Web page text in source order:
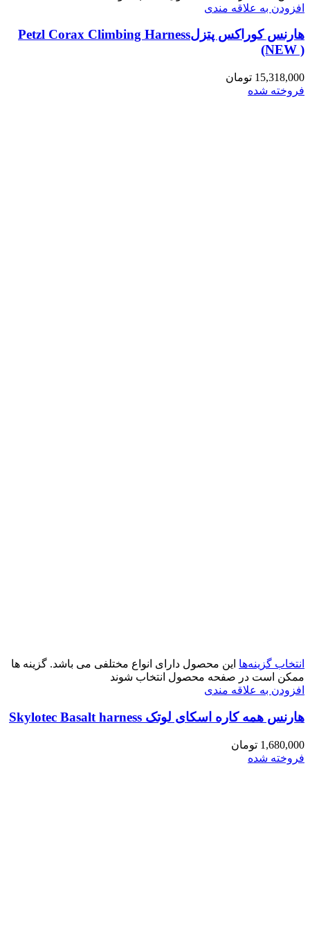
افزودن به علاقه مندی
هارنس کوراکس پتزلPetzl Corax Climbing Harness
(NEW )
15,318,000 تومان
فروخته شده
انتخاب گزینه‌ها این محصول دارای انواع مختلفی می باشد. گزینه ها
ممکن است در صفحه محصول انتخاب شوند
افزودن به علاقه مندی
هارنس همه کاره اسکای لوتک Skylotec Basalt harness
1,680,000 تومان
فروخته شده